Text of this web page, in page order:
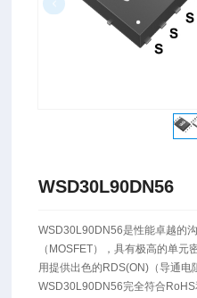
WSD30L90DN56
WSD30L90DN56是性能卓越的
（MOSFET），具有极高的单
用提供出色的RDS(ON)（导通电
WSD30L90DN56完全符合